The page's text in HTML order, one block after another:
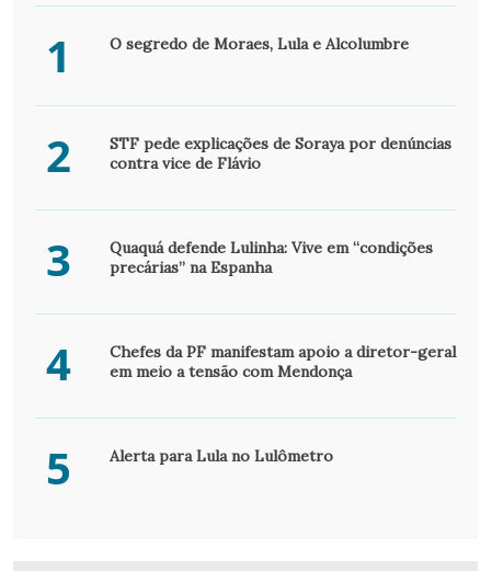
1 O segredo de Moraes, Lula e Alcolumbre
2
STF pede explicações de Soraya por denúncias
contra vice de Flávio
3
Quaquá defende Lulinha: Vive em “condições
precárias” na Espanha
4
Chefes da PF manifestam apoio a diretor-geral
em meio a tensão com Mendonça
5 Alerta para Lula no Lulômetro